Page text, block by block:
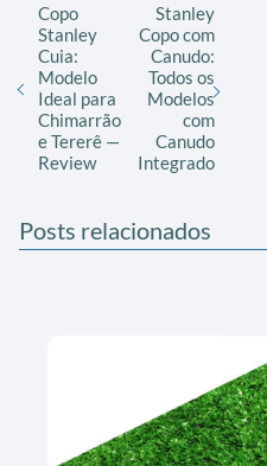
Copo
Stanley
Cuia:
Modelo
Ideal para
Chimarrão
e Tererê —
Review
Stanley
Copo com
Canudo:
Todos os
Modelos
com
Canudo
Integrado
Posts relacionados